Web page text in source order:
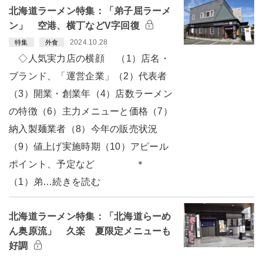
北海道ラーメン特集：「弟子屈ラーメ
ン」 空港、横丁などV字回復
特集 外食 2024.10.28
◇人気実力店の横顔 （1）店名・
ブランド、「運営企業」（2）代表者
（3）開業・創業年（4）店数ラーメン
の特徴（6）主力メニューと価格（7）
納入製麺業者（8）今年の販売状況
（9）値上げ実施時期（10）アピール
ポイント、予定など ＊
（1）弟…続きを読む
北海道ラーメン特集：「北海道らーめ
ん奥原流」 久楽 夏限定メニューも
好調